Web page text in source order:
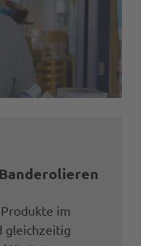
im
gleichzeitig